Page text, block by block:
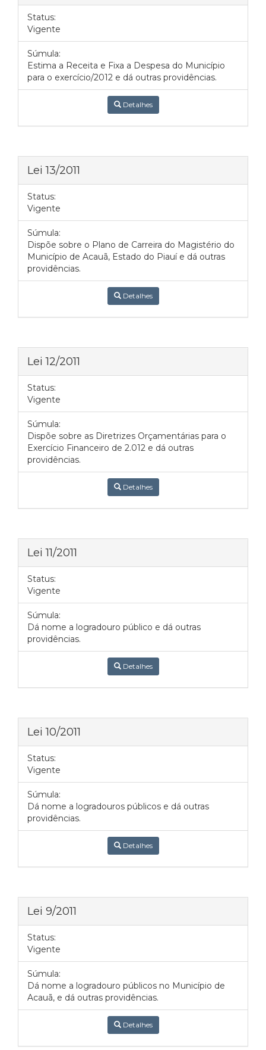
Status:
Vigente
Súmula:
Estima a Receita e Fixa a Despesa do Município
para o exercício/2012 e dá outras providências.
Detalhes
Lei 13/2011
Status:
Vigente
Súmula:
Dispõe sobre o Plano de Carreira do Magistério do
Município de Acauã, Estado do Piauí e dá outras
providências.
Detalhes
Lei 12/2011
Status:
Vigente
Súmula:
Dispõe sobre as Diretrizes Orçamentárias para o
Exercício Financeiro de 2.012 e dá outras
providências.
Detalhes
Lei 11/2011
Status:
Vigente
Súmula:
Dá nome a logradouro público e dá outras
providências.
Detalhes
Lei 10/2011
Status:
Vigente
Súmula:
Dá nome a logradouros públicos e dá outras
providências.
Detalhes
Lei 9/2011
Status:
Vigente
Súmula:
Dá nome a logradouro públicos no Município de
Acauã, e dá outras providências.
Detalhes